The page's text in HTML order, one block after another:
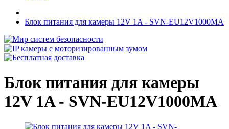
Блок питания для камеры 12V 1A - SVN-EU12V1000MA
Блок питания для камеры
12V 1A - SVN-EU12V1000MA